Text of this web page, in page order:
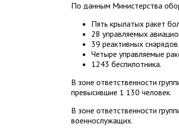
По данным Министерства
Пять крылатых ракет
28 управляемых
39 реактивных
Четыре управляемые
1243 беспилотника.
В зоне ответственности
превысившие 1 130 человек.
В зоне ответственности
военнослужащих.